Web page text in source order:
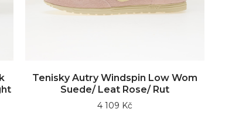
Tenisky Autry Windspin Low Wom
Suede/ Leat Rose/ Rut
4 109 Kč